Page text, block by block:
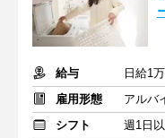
給与
日給1
雇用形態
アルバ
シフト
週1日